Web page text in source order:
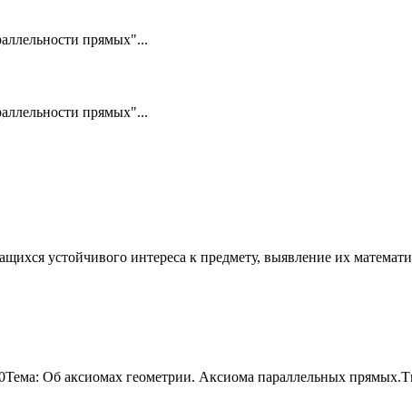
прямых"...
прямых"...
устойчивого интереса к предмету, выявление их
Об аксиомах геометрии. Аксиома параллельных